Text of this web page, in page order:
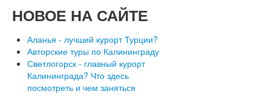
НОВОЕ НА САЙТЕ
Аланья - лучший курорт Турции?
Авторские туры по Калининграду
Светлогорск - главный курорт
Калининграда? Что здесь
посмотреть и чем заняться